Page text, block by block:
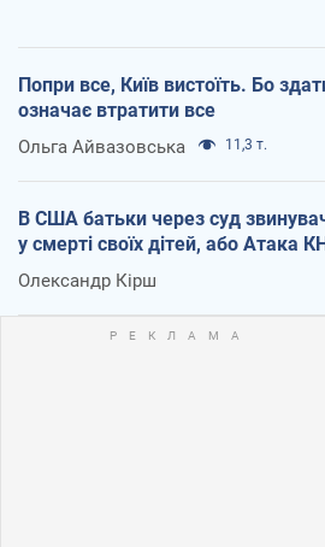
Попри все, Київ вистоїть. Бо
означає втратити все
Ольга Айвазовська 11,3 т.
В США батьки через суд
у смерті своїх дітей, або Атака
Олександр Кірш